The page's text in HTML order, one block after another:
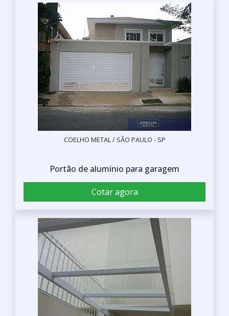
COELHO METAL / SÃO PAULO - SP
Portão de alumínio para garagem
Cotar agora